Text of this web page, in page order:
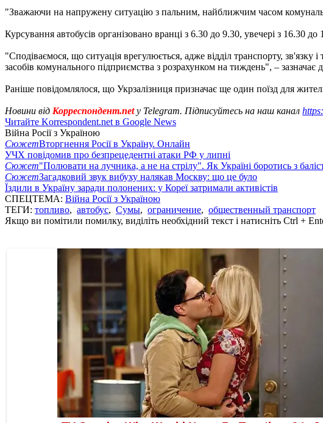
"Зважаючи на напружену ситуацію з пальним, найближчим часом
Курсування автобусів організовано вранці з 6.30 до 9.30, увечері з 16.30 до
"Сподіваємося, що ситуація врегулюється, адже відділ транспорту,
засобів комунального підприємства з розрахунком на тиждень", –
Раніше повідомлялося, що Укрзалізниця призначає ще один поїзд для
Новини від Корреспондент.netу Telegram. Підписуйтесь на наш канал
Читайте Korrespondent.net в Google News
Війна Росії з Україною
СюжетВторгнення Росії в Україну. Онлайн
УЧХ повідомив про безпрецедентні атаки РФ у липні
Сюжет"Полювати на лучника, а не на стрілу". Як Україні боротись з
СюжетЗагадковий звук вибуху налякав Москву: що це було
Їздили в Україну заради полонених: у Кореї затримали активістів
СПЕЦТЕМА: Війна Росії з Україною
ТЕГИ: топливо, автобус, Сумы, ограничение, общественный транспорт
Якщо ви помітили помилку, виділіть необхідний текст і натисніть Ctrl +